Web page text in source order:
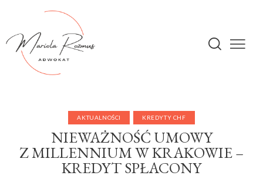
AKTUALNOŚCI KREDYTY CHF
NIEWAŻNOŚĆ UMOWY
Z MILLENNIUM W KRAKOWIE –
KREDYT SPŁACONY